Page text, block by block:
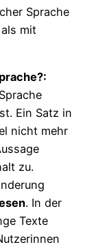
Sprache
mit
Ein Satz in
nicht mehr
zu.
. In der
Texte